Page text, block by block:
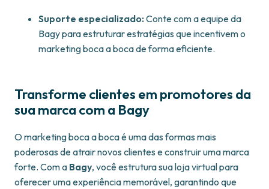
Suporte especializado: Conte com a equipe da
Bagy para estruturar estratégias que incentivem o
marketing boca a boca de forma eficiente.
Transforme clientes em promotores da
sua marca com a Bagy
O marketing boca a boca é uma das formas mais
poderosas de atrair novos clientes e construir uma marca
forte. Com a Bagy, você estrutura sua loja virtual para
oferecer uma experiência memorável, garantindo que